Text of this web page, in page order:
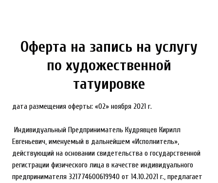
Оферта на запись на услугу
по художественной
татуировке
дата размещения оферты: «02» ноября 2021 г.
Индивидуальный Предприниматель Кудрявцев Кирилл
Евгеньевич, именуемый в дальнейшем «Исполнитель»,
действующий на основании свидетельства о государственной
регистрации физического лица в качестве индивидуального
предпринимателя 321774600619940 от 14.10.2021 г., предлагает